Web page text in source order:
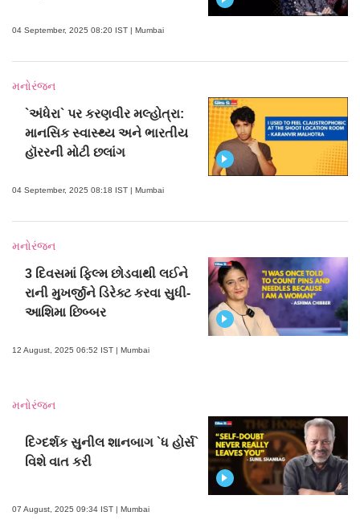
04 September, 2025 08:20 IST | Mumbai
મનોરંજન
`અંધેરા` પર કરણવીર મલ્હોત્રા:
માનસિક સ્વાસ્થ્ય અને ભારતીય
હૉરરની મોટી છલાંગ
04 September, 2025 08:18 IST | Mumbai
મનોરંજન
3 દિવસમાં ફિલ્મ છોડવાથી લઈને
રાની મુખર્જીને ડિરેક્ટ કરવા સુધી-
આશિમા છિબ્બર
12 August, 2025 06:52 IST | Mumbai
મનોરંજન
દિગ્દર્શક સુનીલ શાનબાગ `ધ હોર્સ`
વિશે વાત કરી
07 August, 2025 09:34 IST | Mumbai